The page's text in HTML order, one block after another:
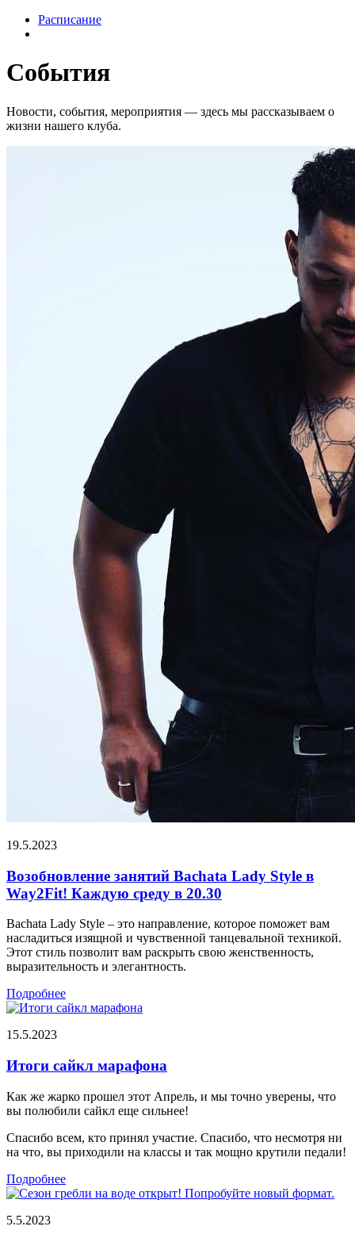
Расписание
События
Новости, события, мероприятия — здесь мы рассказываем о
жизни нашего клуба.
19.5.2023
Возобновление занятий Bachata Lady Style в
Way2Fit! Каждую среду в 20.30
Bachata Lady Style – это направление, которое поможет вам
насладиться изящной и чувственной танцевальной техникой.
Этот стиль позволит вам раскрыть свою женственность,
выразительность и элегантность.
Подробнее
15.5.2023
Итоги сайкл марафона
Как же жарко прошел этот Апрель, и мы точно уверены, что
вы полюбили сайкл еще сильнее!
Спасибо всем, кто принял участие. Спасибо, что несмотря ни
на что, вы приходили на классы и так мощно крутили педали!
Подробнее
5.5.2023